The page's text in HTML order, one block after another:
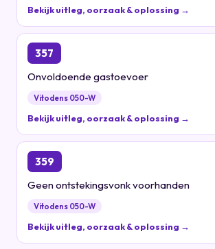
Bekijk uitleg, oorzaak & oplossing →
357
Onvoldoende gastoevoer
Vitodens 050-W
Bekijk uitleg, oorzaak & oplossing →
359
Geen ontstekingsvonk voorhanden
Vitodens 050-W
Bekijk uitleg, oorzaak & oplossing →